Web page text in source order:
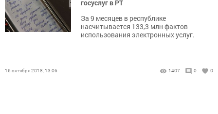
госуслуг в РТ
За 9 месяцев в республике
насчитывается 133,3 млн фактов
использования электронных услуг.
16 октября 2018, 13:06 1407 0 0